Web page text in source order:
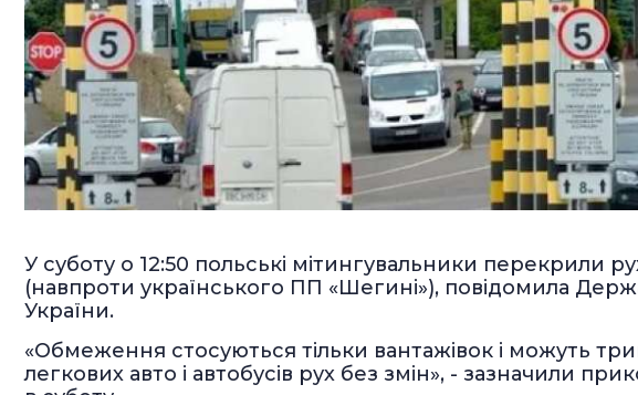
У суботу о 12:50 польські мітингувальники перекрили
(навпроти українського ПП «Шегині»), повідомила
України.
«Обмеження стосуються тільки вантажівок і можуть
легкових авто і автобусів рух без змін», - зазначили